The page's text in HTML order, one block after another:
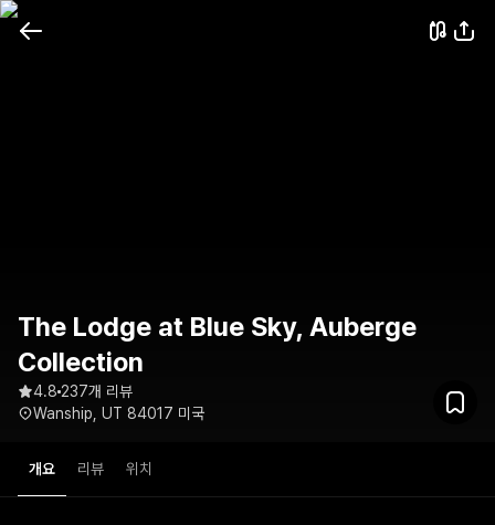
The Lodge at Blue Sky, Auberge
Collection
4.8 237개 리뷰
Wanship, UT 84017 미국
개요 리뷰 위치